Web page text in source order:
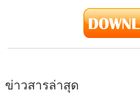
ข่าวสารล่าสุด